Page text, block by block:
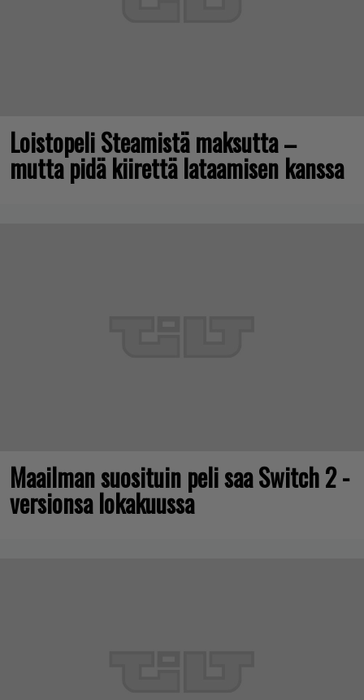
Loistopeli Steamistä maksutta –
mutta pidä kiirettä lataamisen kanssa
Maailman suosituin peli saa Switch 2 -
versionsa lokakuussa